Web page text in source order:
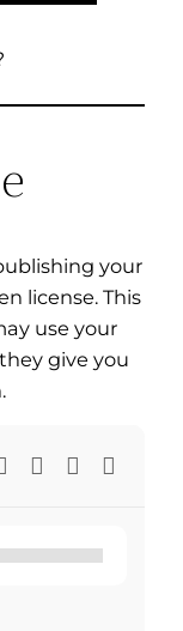
your
license. This
use your
give you